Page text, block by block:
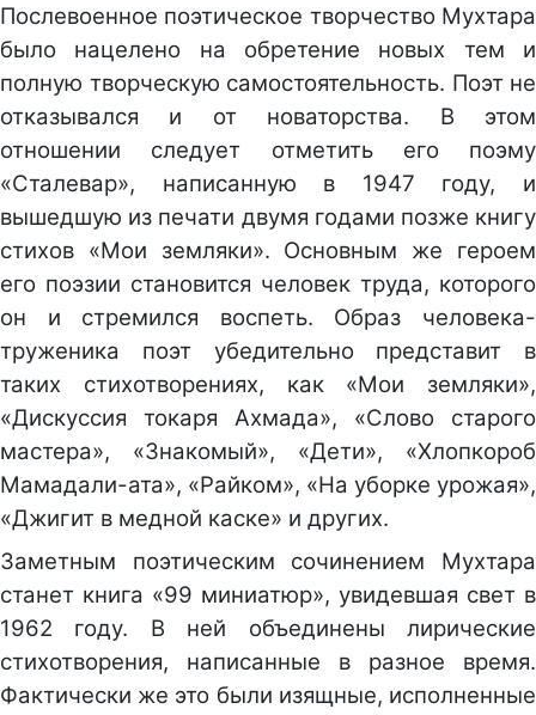
Послевоенное поэтическое творчество Мухтара
было нацелено на обретение новых тем и
полную творческую самостоятельность. Поэт не
отказывался и от новаторства. В этом
отношении следует отметить его поэму
«Сталевар», написанную в 1947 году, и
вышедшую из печати двумя годами позже книгу
стихов «Мои земляки». Основным же героем
его поэзии становится человек труда, которого
он и стремился воспеть. Образ человека-
труженика поэт убедительно представит в
таких стихотворениях, как «Мои земляки»,
«Дискуссия токаря Ахмада», «Слово старого
мастера», «Знакомый», «Дети», «Хлопкороб
Мамадали-ата», «Райком», «На уборке урожая»,
«Джигит в медной каске» и других.
Заметным поэтическим сочинением Мухтара
станет книга «99 миниатюр», увидевшая свет в
1962 году. В ней объединены лирические
стихотворения, написанные в разное время.
Фактически же это были изящные, исполненные